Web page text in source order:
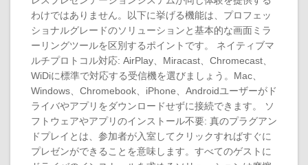
わけではありません。以下に挙げる機能は、プロフェッ
ショナルグレードのソリューションと基本的な画面ミラ
ーリングツールを区別するポイントです。 ネイティブマ
ルチプロトコル対応: AirPlay、Miracast、Chromecast、
WiDiに標準で対応する受信機を選びましょう。Mac、
Windows、Chromebook、iPhone、Androidユーザーがド
ライバやアプリをダウンロードせずに接続できます。 ソ
フトウェアやアプリのインストール不要: 真のプラグアン
ドプレイとは、参加者が入室してクリックすればすぐに
プレゼンができることを意味します。すべてのゲストに